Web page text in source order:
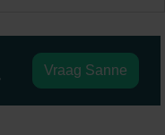
Vraag Sanne